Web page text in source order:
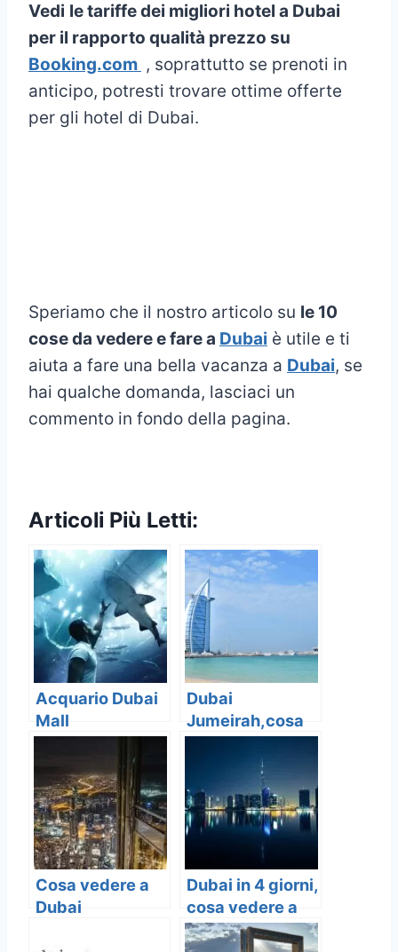
Vedi le tariffe dei migliori hotel a Dubai
per il rapporto qualità prezzo su
Booking.com , soprattutto se prenoti in
anticipo, potresti trovare ottime offerte
per gli hotel di Dubai.
Speriamo che il nostro articolo su le 10
cose da vedere e fare a Dubai è utile e ti
aiuta a fare una bella vacanza a Dubai, se
hai qualche domanda, lasciaci un
commento in fondo della pagina.
Articoli Più Letti:
Acquario Dubai
Mall
Dubai
Jumeirah,cosa
vedere , 7
migliori luoghi
da visitare a
Dubai
Cosa vedere a
Dubai
Dubai in 4 giorni,
cosa vedere a
Dubai in 4 giorni